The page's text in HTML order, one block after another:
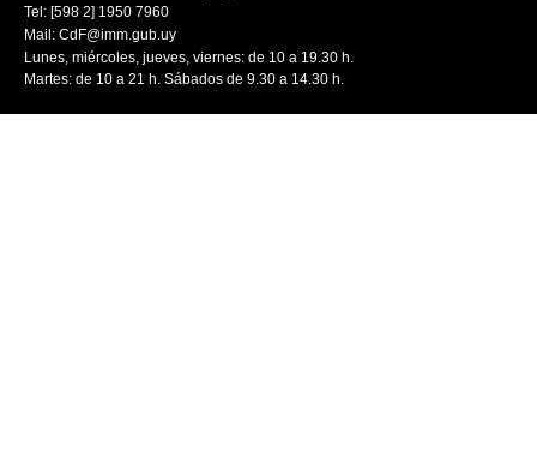
Tel: [598 2] 1950 7960
Mail: CdF@imm.gub.uy
Lunes, miércoles, jueves, viernes: de 10 a 19.30 h.
Martes: de 10 a 21 h. Sábados de 9.30 a 14.30 h.